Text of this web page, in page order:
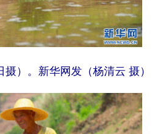
）。新华网发（杨清云 摄）